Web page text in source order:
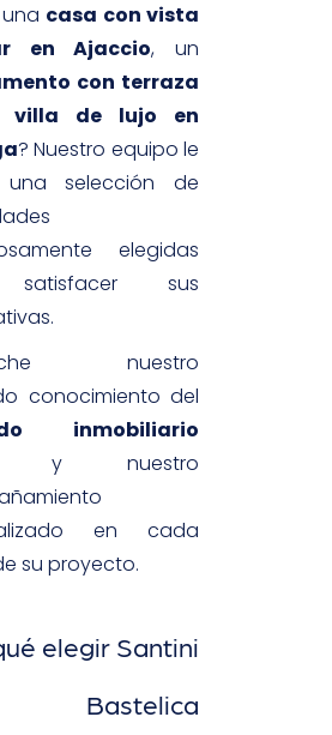
casa con vista
en Ajaccio, un
con terraza
villa de lujo en
? Nuestro equipo le
selección de
elegidas
sus
nuestro
conocimiento del
inmobiliario
y nuestro
en cada
su proyecto.
elegir Santini